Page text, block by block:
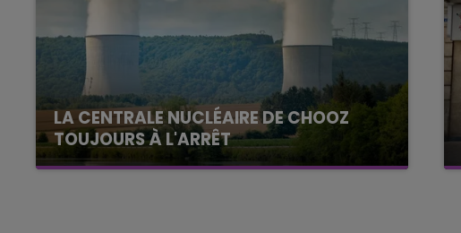
LA CENTRALE NUCLÉAIRE DE CHOOZ
TOUJOURS À L'ARRÊT
Cela fait déjà une semaine que la centrale